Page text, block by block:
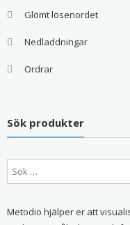
Glömt lösenordet
Nedladdningar
Ordrar
Sök produkter
Metodio hjälper er att